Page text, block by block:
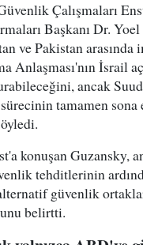
Çalışmaları
Başkanı Dr.
ve Pakistan arasında
Anlaşması'nın İsrail
ancak
tamamen sona
konuşan Guzansky,
tehditlerinin
güvenlik
belirtti.